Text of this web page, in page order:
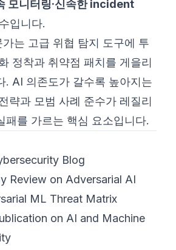
모니터링·신속한 incident
입니다.
는 고급 위협 탐지 도구에 투
정착과 취약점 패치를 게을리
. AI 의존도가 갈수록 높아지는
략과 모범 사례 준수가 레질리
패를 가르는 핵심 요소입니다.
Blog
Review on Adversarial AI
ML Threat Matrix
on AI and Machine